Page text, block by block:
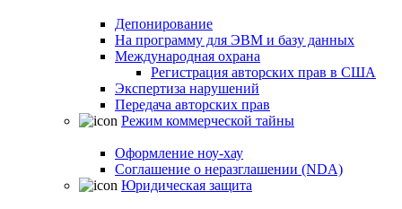
Депонирование
На программу для ЭВМ и базу данных
Международная охрана
Регистрация авторских прав в США
Экспертиза нарушений
Передача авторских прав
Режим коммерческой тайны
Оформление ноу-хау
Соглашение о неразглашении (NDA)
Юридическая защита